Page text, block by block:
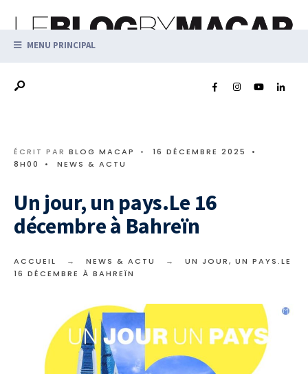
MENU PRINCIPAL
ÉCRIT PAR BLOG MACAP • 16 DÉCEMBRE 2025
•
8H00
• NEWS & ACTU
Un jour, un pays.Le 16
décembre à Bahreïn
ACCUEIL NEWS & ACTU
UN JOUR, UN PAYS.LE
16 DÉCEMBRE À BAHREÏN